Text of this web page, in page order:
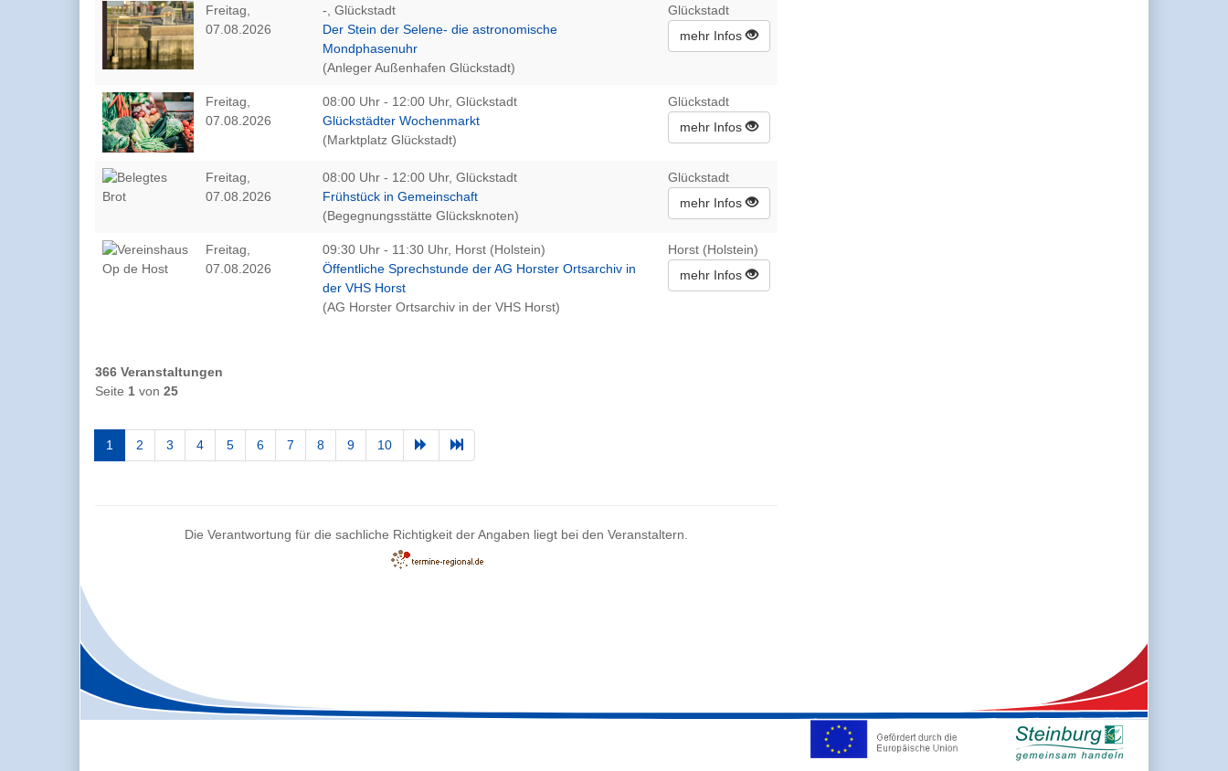
Freitag,
07.08.2026
-, Glückstadt
Der Stein der Selene- die astronomische
Mondphasenuhr
(Anleger Außenhafen Glückstadt)
Glückstadt
mehr Infos
Freitag,
07.08.2026
08:00 Uhr - 12:00 Uhr, Glückstadt
Glückstädter Wochenmarkt
(Marktplatz Glückstadt)
Glückstadt
mehr Infos
Freitag,
07.08.2026
08:00 Uhr - 12:00 Uhr, Glückstadt
Frühstück in Gemeinschaft
(Begegnungsstätte Glücksknoten)
Glückstadt
mehr Infos
Freitag,
07.08.2026
09:30 Uhr - 11:30 Uhr, Horst (Holstein)
Öffentliche Sprechstunde der AG Horster Ortsarchiv in
der VHS Horst
(AG Horster Ortsarchiv in der VHS Horst)
Horst (Holstein)
mehr Infos
366 Veranstaltungen
Seite 1 von 25
1 2 3 4 5 6 7 8 9 10
Die Verantwortung für die sachliche Richtigkeit der Angaben liegt bei den Veranstaltern.